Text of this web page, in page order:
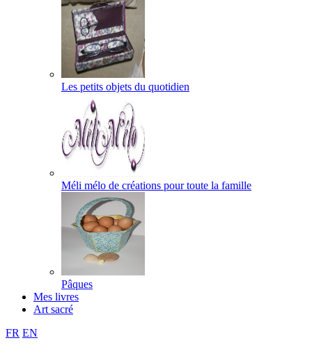
Les petits objets du quotidien
Méli mélo de créations pour toute la famille
Pâques
Mes livres
Art sacré
FR EN